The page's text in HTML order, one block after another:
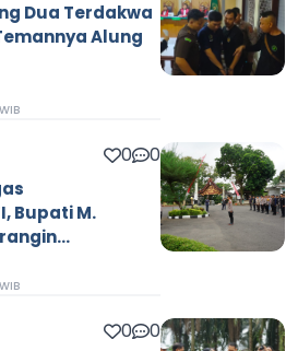
Dua Terdakwa
Alung
0 0
Bupati M.
0 0